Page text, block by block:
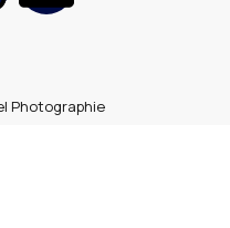
Photographie